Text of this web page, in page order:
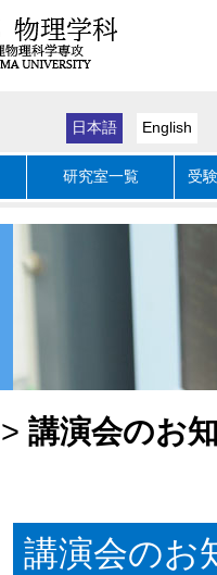
日本語 English
研究室一覧 受
> 講演会のお
講演会の